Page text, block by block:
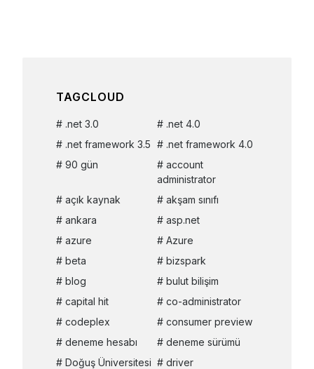
TAGCLOUD
.net 3.0
.net 4.0
.net framework 3.5
.net framework 4.0
90 gün
account
administrator
açık kaynak
akşam sınıfı
ankara
asp.net
azure
Azure
beta
bizspark
blog
bulut bilişim
capital hit
co-administrator
codeplex
consumer preview
deneme hesabı
deneme sürümü
Doğuş Üniversitesi
driver